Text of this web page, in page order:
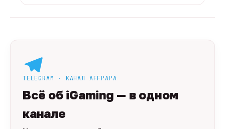
TELEGRAM · КАНАЛ AFFPAPA
Всё об iGaming — в одном
канале